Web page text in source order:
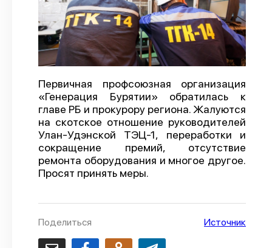
Предложить публикацию
Справочник
API
О проекте
Политика конфиденциальности
Первичная профсоюзная организация
«Генерация Бурятии» обратилась к
главе РБ и прокурору региона. Жалуются
на скотское отношение руководителей
Улан-Удэнской ТЭЦ-1, переработки и
сокращение премий, отсутствие
ремонта оборудования и многое другое.
Просят принять меры.
Поделиться Источник